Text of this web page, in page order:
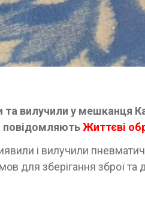
та вилучили у мешканця
повідомляютьЖиттєві
і вилучили
для зберігання зброї та